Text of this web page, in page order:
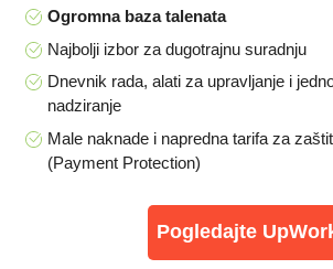
Ogromna baza talenata
Najbolji izbor za dugotrajnu suradnju
Dnevnik rada, alati za upravljanje i
nadziranje
Male naknade i napredna tarifa za
(Payment Protection)
Pogledajte